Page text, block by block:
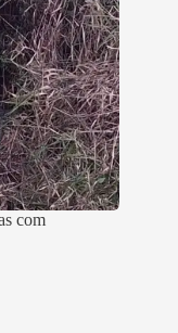
com